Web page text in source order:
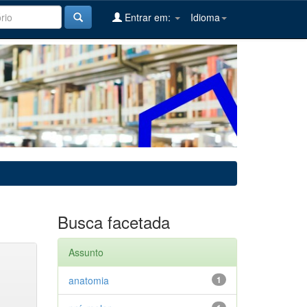
Idioma
Entrar em:
Busca facetada
Assunto
1
anatomia